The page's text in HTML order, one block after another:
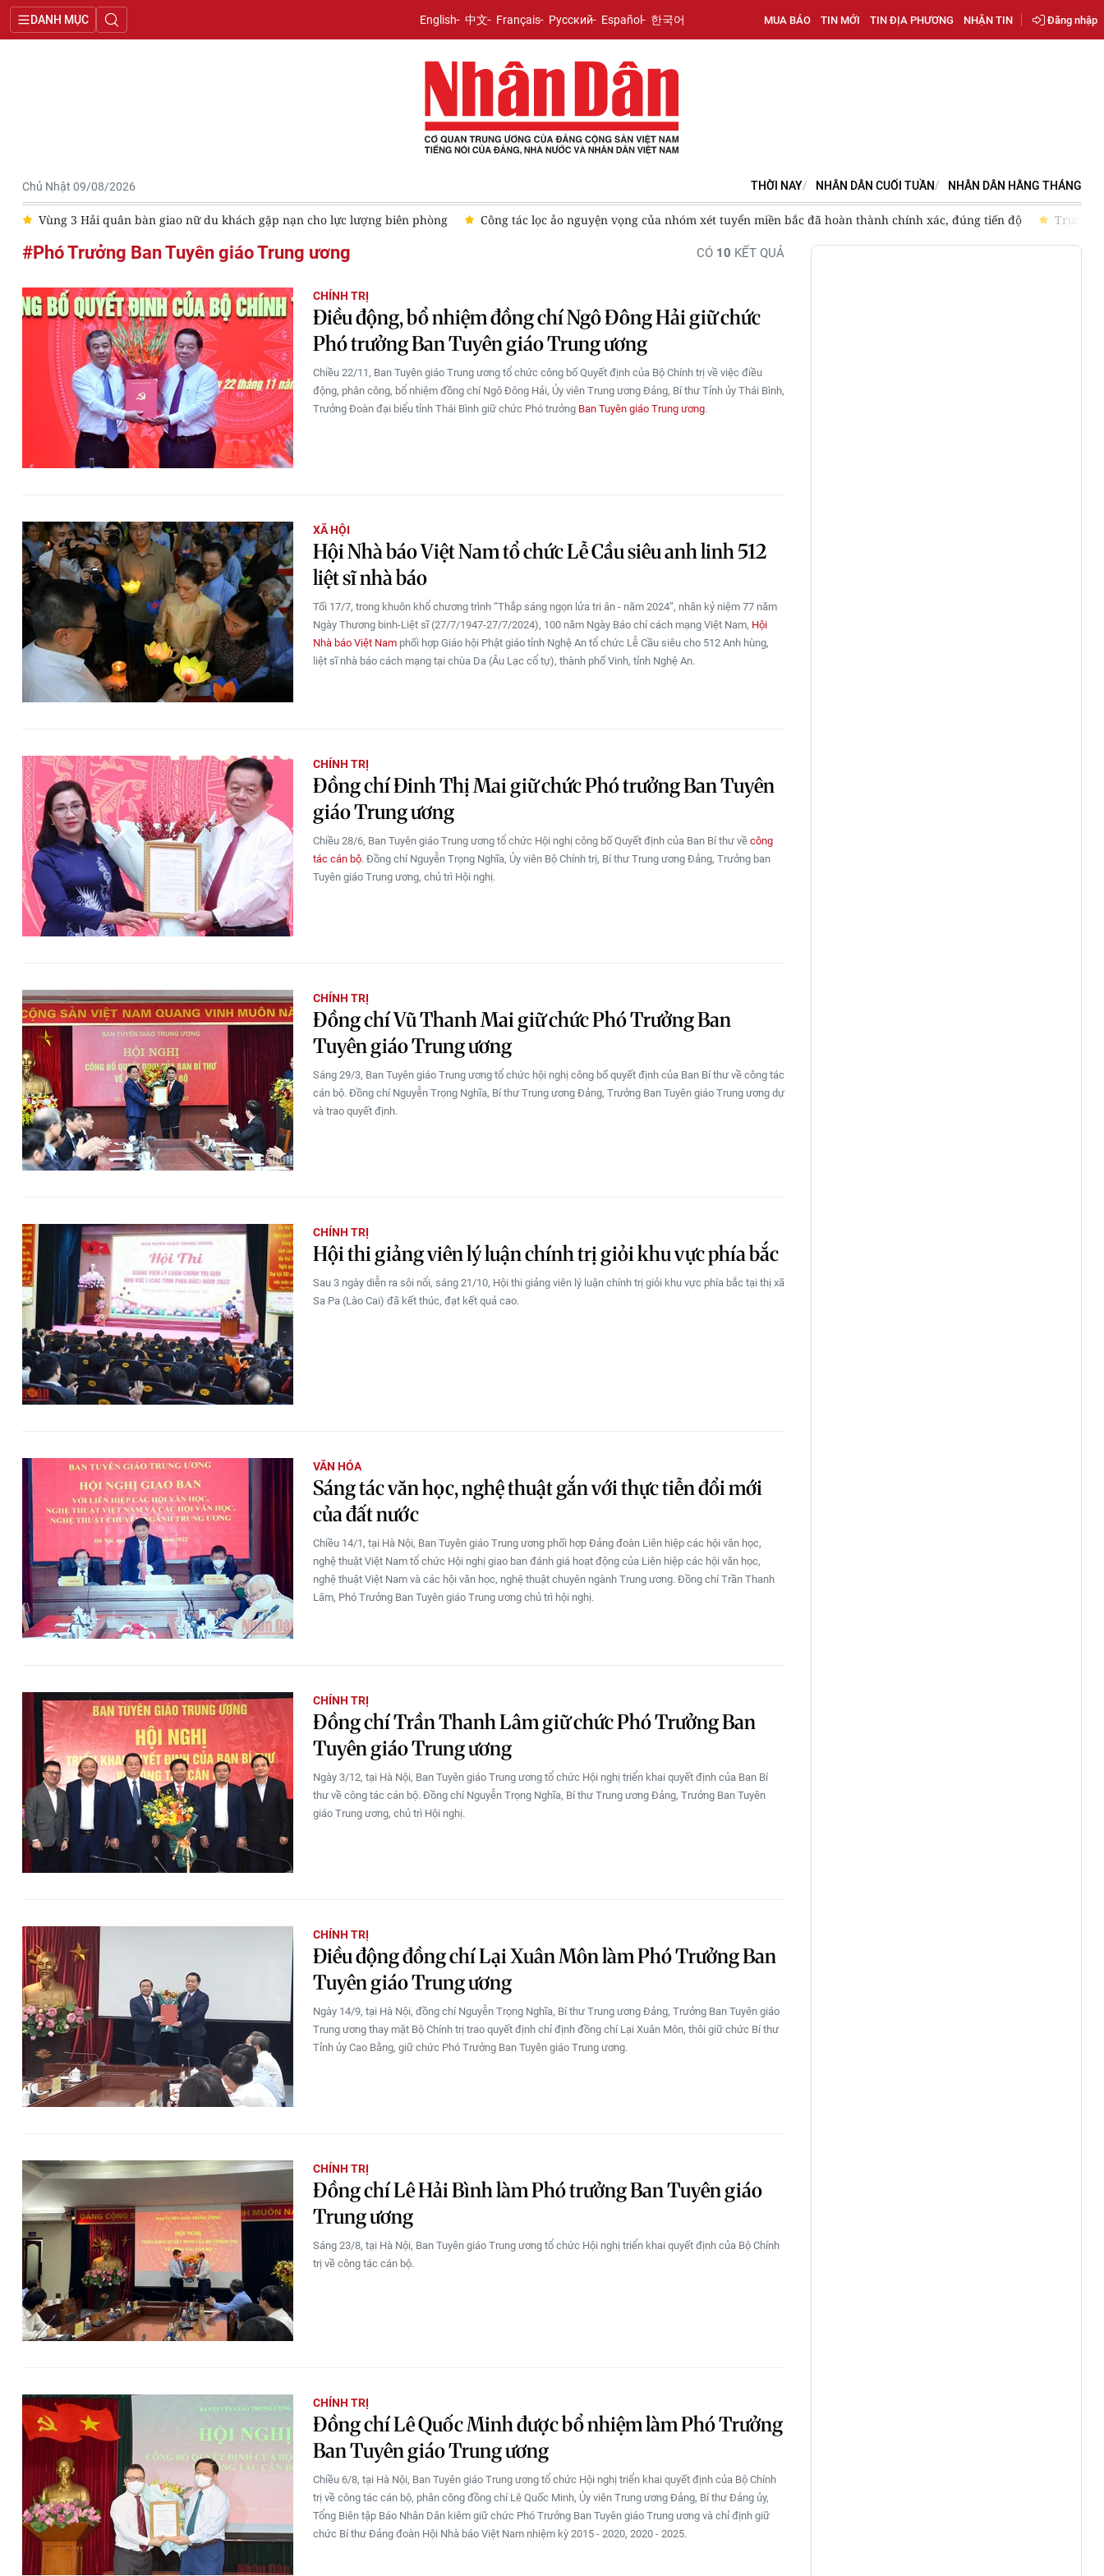
DANH MỤC English 中文 Français Русский Español 한국어 MUA BÁO TIN MỚI TIN ĐỊA PHƯƠNG NHẬN TIN Đăng nhập
Chủ Nhật 09/08/2026 THỜI NAY NHÂN DÂN CUỐI TUẦN NHÂN DÂN HẰNG THÁNG
Vùng 3 Hải quân bàn giao nữ du khách gặp nạn cho lực lượng biên phòng Công tác lọc ảo nguyện vọng của nhóm xét tuyển miền bắc đã hoàn thành chính xác, đúng tiến độ Trường
#Phó Trưởng Ban Tuyên giáo Trung ương CÓ 10 KẾT QUẢ
CHÍNH TRỊ
Điều động, bổ nhiệm đồng chí Ngô Đông Hải giữ chức
Phó trưởng Ban Tuyên giáo Trung ương
Chiều 22/11, Ban Tuyên giáo Trung ương tổ chức công bố Quyết định của Bộ Chính trị về việc điều
động, phân công, bổ nhiệm đồng chí Ngô Đông Hải, Ủy viên Trung ương Đảng, Bí thư Tỉnh ủy Thái Bình,
Trưởng Đoàn đại biểu tỉnh Thái Bình giữ chức Phó trưởng Ban Tuyên giáo Trung ương.
XÃ HỘI
Hội Nhà báo Việt Nam tổ chức Lễ Cầu siêu anh linh 512
liệt sĩ nhà báo
Tối 17/7, trong khuôn khổ chương trình “Thắp sáng ngọn lửa tri ân - năm 2024”, nhân kỷ niệm 77 năm
Ngày Thương binh-Liệt sĩ (27/7/1947-27/7/2024), 100 năm Ngày Báo chí cách mạng Việt Nam, Hội
Nhà báo Việt Nam phối hợp Giáo hội Phật giáo tỉnh Nghệ An tổ chức Lễ Cầu siêu cho 512 Anh hùng,
liệt sĩ nhà báo cách mạng tại chùa Da (Âu Lạc cổ tự), thành phố Vinh, tỉnh Nghệ An.
CHÍNH TRỊ
Đồng chí Đinh Thị Mai giữ chức Phó trưởng Ban Tuyên
giáo Trung ương
Chiều 28/6, Ban Tuyên giáo Trung ương tổ chức Hội nghị công bố Quyết định của Ban Bí thư về công
tác cán bộ. Đồng chí Nguyễn Trọng Nghĩa, Ủy viên Bộ Chính trị, Bí thư Trung ương Đảng, Trưởng ban
Tuyên giáo Trung ương, chủ trì Hội nghị.
CHÍNH TRỊ
Đồng chí Vũ Thanh Mai giữ chức Phó Trưởng Ban
Tuyên giáo Trung ương
Sáng 29/3, Ban Tuyên giáo Trung ương tổ chức hội nghị công bố quyết định của Ban Bí thư về công tác
cán bộ. Đồng chí Nguyễn Trọng Nghĩa, Bí thư Trung ương Đảng, Trưởng Ban Tuyên giáo Trung ương dự
và trao quyết định.
CHÍNH TRỊ
Hội thi giảng viên lý luận chính trị giỏi khu vực phía bắc
Sau 3 ngày diễn ra sôi nổi, sáng 21/10, Hội thi giảng viên lý luận chính trị giỏi khu vực phía bắc tại thị xã
Sa Pa (Lào Cai) đã kết thúc, đạt kết quả cao.
VĂN HÓA
Sáng tác văn học, nghệ thuật gắn với thực tiễn đổi mới
của đất nước
Chiều 14/1, tại Hà Nội, Ban Tuyên giáo Trung ương phối hợp Đảng đoàn Liên hiệp các hội văn học,
nghệ thuật Việt Nam tổ chức Hội nghị giao ban đánh giá hoạt động của Liên hiệp các hội văn học,
nghệ thuật Việt Nam và các hội văn học, nghệ thuật chuyên ngành Trung ương. Đồng chí Trần Thanh
Lâm, Phó Trưởng Ban Tuyên giáo Trung ương chủ trì hội nghị.
CHÍNH TRỊ
Đồng chí Trần Thanh Lâm giữ chức Phó Trưởng Ban
Tuyên giáo Trung ương
Ngày 3/12, tại Hà Nội, Ban Tuyên giáo Trung ương tổ chức Hội nghị triển khai quyết định của Ban Bí
thư về công tác cán bộ. Đồng chí Nguyễn Trọng Nghĩa, Bí thư Trung ương Đảng, Trưởng Ban Tuyên
giáo Trung ương, chủ trì Hội nghị.
CHÍNH TRỊ
Điều động đồng chí Lại Xuân Môn làm Phó Trưởng Ban
Tuyên giáo Trung ương
Ngày 14/9, tại Hà Nội, đồng chí Nguyễn Trọng Nghĩa, Bí thư Trung ương Đảng, Trưởng Ban Tuyên giáo
Trung ương thay mặt Bộ Chính trị trao quyết định chỉ định đồng chí Lại Xuân Môn, thôi giữ chức Bí thư
Tỉnh ủy Cao Bằng, giữ chức Phó Trưởng Ban Tuyên giáo Trung ương.
CHÍNH TRỊ
Đồng chí Lê Hải Bình làm Phó trưởng Ban Tuyên giáo
Trung ương
Sáng 23/8, tại Hà Nội, Ban Tuyên giáo Trung ương tổ chức Hội nghị triển khai quyết định của Bộ Chính
trị về công tác cán bộ.
CHÍNH TRỊ
Đồng chí Lê Quốc Minh được bổ nhiệm làm Phó Trưởng
Ban Tuyên giáo Trung ương
Chiều 6/8, tại Hà Nội, Ban Tuyên giáo Trung ương tổ chức Hội nghị triển khai quyết định của Bộ Chính
trị về công tác cán bộ, phân công đồng chí Lê Quốc Minh, Ủy viên Trung ương Đảng, Bí thư Đảng ủy,
Tổng Biên tập Báo Nhân Dân kiêm giữ chức Phó Trưởng Ban Tuyên giáo Trung ương và chỉ định giữ
chức Bí thư Đảng đoàn Hội Nhà báo Việt Nam nhiệm kỳ 2015 - 2020, 2020 - 2025.